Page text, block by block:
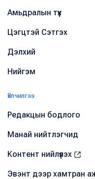
Амьдралын түүх
Цэгцтэй Сэтгэх
Дэлхий
Нийгэм
Үйлчилгээ
Редакцын бодлого
Манай нийтлэгчид
Контент нийлүүлэх
Эвэнт дээр хамтран